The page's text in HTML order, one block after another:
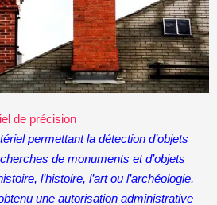
de précision
permettant la détection d’objets
de monuments et d’objets
l’histoire, l’art ou l’archéologie,
une autorisation administrative